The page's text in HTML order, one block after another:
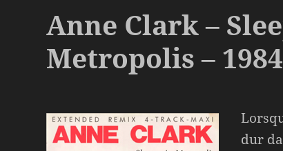
Anne Clark –
Metropolis – 1984
dur